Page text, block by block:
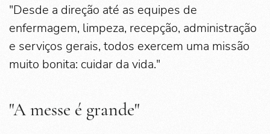
"Desde a direção até as equipes de
enfermagem, limpeza, recepção, administração
e serviços gerais, todos exercem uma missão
muito bonita: cuidar da vida."
"A messe é grande"